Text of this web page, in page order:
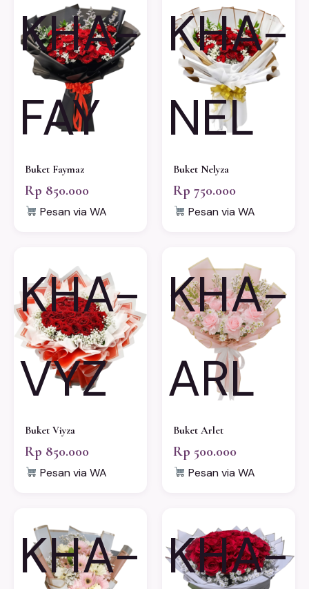
KHA-
FAY
Buket Faymaz
Rp 850.000
Pesan via WA
KHA-
NEL
Buket Nelyza
Rp 750.000
Pesan via WA
KHA-
VYZ
Buket Viyza
Rp 850.000
Pesan via WA
KHA-
ARL
Buket Arlet
Rp 500.000
Pesan via WA
KHA- KHA-